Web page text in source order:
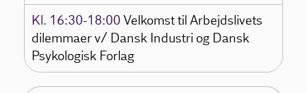
Kl. 16:30-18:00 Velkomst til Arbejdslivets
dilemmaer v/ Dansk Industri og Dansk
Psykologisk Forlag